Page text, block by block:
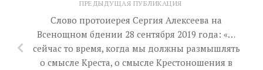
ПРЕДЫДУЩАЯ ПУБЛИКАЦИЯ
Слово протоиерея Сергия Алексеева на
Всенощном бдении 28 сентября 2019 года: «…
сейчас то время, когда мы должны размышлять
о смысле Креста, о смысле Крестоношения в